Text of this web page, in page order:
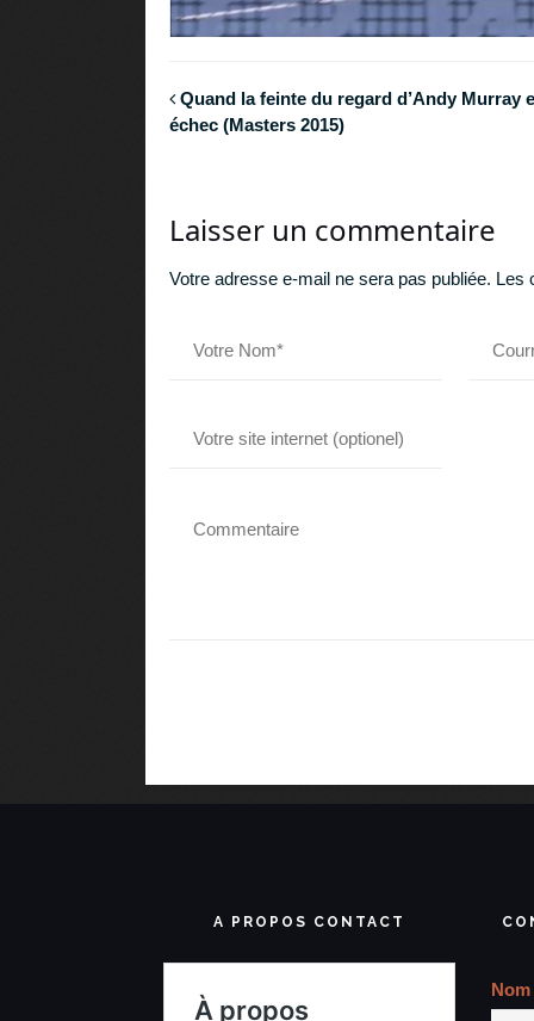
Quand la feinte du regard d’Andy Murray
échec (Masters 2015)
Laisser un commentaire
Votre adresse e-mail ne sera pas publiée. Les
A PROPOS CONTACT
Nom